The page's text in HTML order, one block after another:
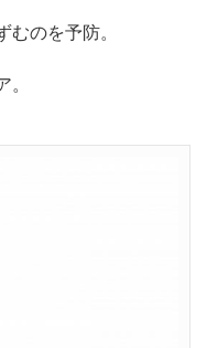
むのを予防。
。